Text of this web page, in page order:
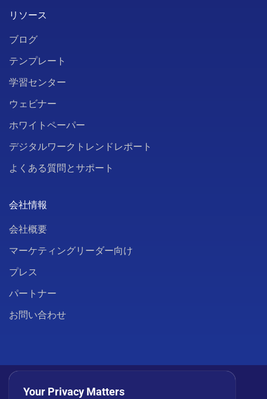
リソース
ブログ
テンプレート
学習センター
ウェビナー
ホワイトペーパー
デジタルワークトレンドレポート
よくある質問とサポート
会社情報
会社概要
マーケティングリーダー向け
プレス
パートナー
お問い合わせ
Your Privacy Matters